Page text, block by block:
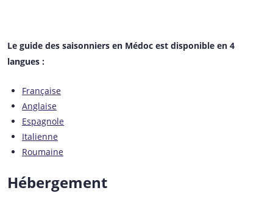
Le guide des saisonniers en Médoc est disponible en 4
langues :
Française
Anglaise
Espagnole
Italienne
Roumaine
Hébergement